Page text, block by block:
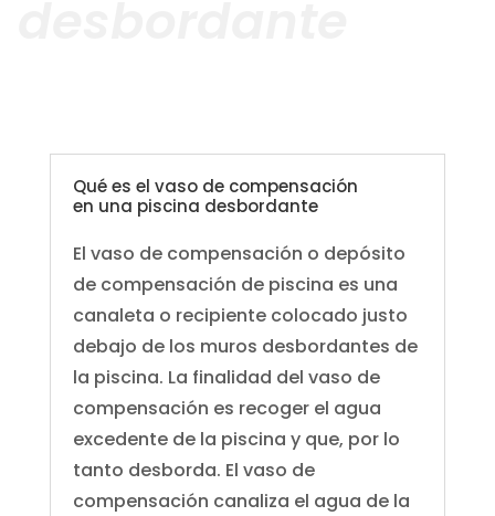
Qué es el vaso de compensación
en una piscina desbordante
El vaso de compensación o depósito
de compensación de piscina es una
canaleta o recipiente colocado justo
debajo de los muros desbordantes de
la piscina. La finalidad del vaso de
compensación es recoger el agua
excedente de la piscina y que, por lo
tanto desborda. El vaso de
compensación canaliza el agua de la